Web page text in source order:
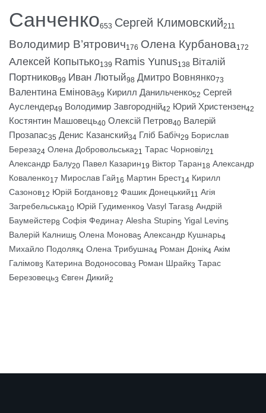
Санченко653 Сергей Климовский211
Володимир В’ятрович176 Олена Курбанова172
Алексей Копытько139 Ramis Yunus138 Віталій
Портников99 Иван Лютый98 Дмитро Вовнянко73
Валентина Емінова59 Кирилл Данильченко52 Сергей
Ауслендер49 Володимир Завгородній42 Юрий Христензен42
Костянтин Машовець40 Олексій Петров40 Валерій
Прозапас35 Денис Казанский34 Гліб Бабіч29 Борислав
Береза24 Олена Добровольська21 Тарас Чорновіл21
Александр Балу20 Павел Казарин19 Віктор Таран18 Александр
Коваленко17 Мирослав Гай16 Мартин Брест14 Кирилл
Сазонов12 Юрій Богданов12 Фашик Донецький11 Агія
Загребельська10 Юрій Гудименко9 Vasyl Taras8 Андрій
Баумейстер8 Софія Федина7 Alesha Stupin5 Yigal Levin5
Валерій Калниш5 Олена Монова5 Александр Кушнарь4
Михайло Подоляк4 Олена Трибушна4 Роман Донік4 Акім
Галімов3 Катерина Водоносова3 Роман Шрайк3 Тарас
Березовець3 Євген Дикий2